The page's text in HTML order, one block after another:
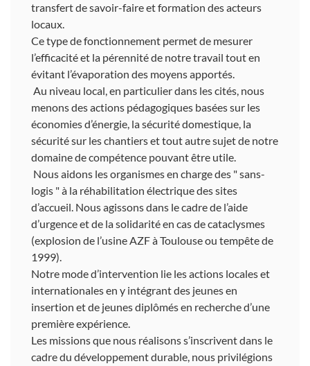
transfert de savoir-faire et formation des acteurs
locaux.
Ce type de fonctionnement permet de mesurer
l’efficacité et la pérennité de notre travail tout en
évitant l’évaporation des moyens apportés.
Au niveau local, en particulier dans les cités, nous
menons des actions pédagogiques basées sur les
économies d’énergie, la sécurité domestique, la
sécurité sur les chantiers et tout autre sujet de notre
domaine de compétence pouvant être utile.
Nous aidons les organismes en charge des " sans-
logis " à la réhabilitation électrique des sites
d’accueil. Nous agissons dans le cadre de l’aide
d’urgence et de la solidarité en cas de cataclysmes
(explosion de l’usine AZF à Toulouse ou tempête de
1999).
Notre mode d’intervention lie les actions locales et
internationales en y intégrant des jeunes en
insertion et de jeunes diplômés en recherche d’une
première expérience.
Les missions que nous réalisons s’inscrivent dans le
cadre du développement durable, nous privilégions